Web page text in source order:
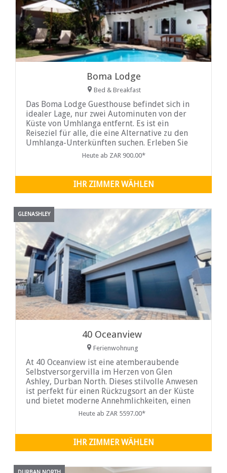
Boma Lodge
Bed & Breakfast
Das Boma Lodge Guesthouse befindet sich in
idealer Lage, nur zwei Autominuten von der
Küste von Umhlanga entfernt. Es ist ein
Reiseziel für alle, die eine Alternative zu den
Umhlanga-Unterkünften suchen. Erleben Sie
einen herzlichen und freundlichen Empfang in
Heute ab ZAR 900.00*
IHR ZIMMER WÄHLEN
GLENASHLEY
40 Oceanview
Ferienwohnung
At 40 Oceanview ist eine atemberaubende
Selbstversorgervilla im Herzen von Glen
Ashley, Durban North. Dieses stilvolle Anwesen
ist perfekt für einen Rückzugsort an der Küste
und bietet moderne Annehmlichkeiten, einen
einladenden Swimmingpool und einen
Heute ab ZAR 5597.00*
IHR ZIMMER WÄHLEN